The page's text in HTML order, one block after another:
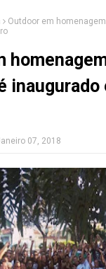
Outdoor em
inaugurado
07, 2018